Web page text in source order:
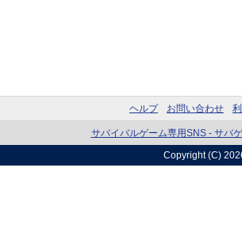
ヘルプ お問い合わせ
サバイバルゲーム専用SNS - サバ
Copyright (C)